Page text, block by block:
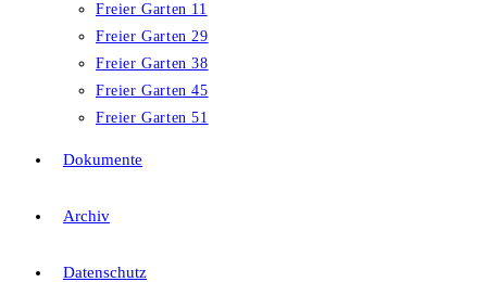
Freier Garten 11
Freier Garten 29
Freier Garten 38
Freier Garten 45
Freier Garten 51
Dokumente
Archiv
Datenschutz